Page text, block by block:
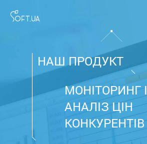
НАШ ПРОДУКТ
МОНІТОРИНГ І
АНАЛІЗ ЦІН
КОНКУРЕНТІВ